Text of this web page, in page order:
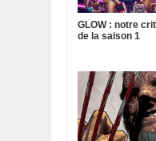
GLOW : notre
de la saison 1